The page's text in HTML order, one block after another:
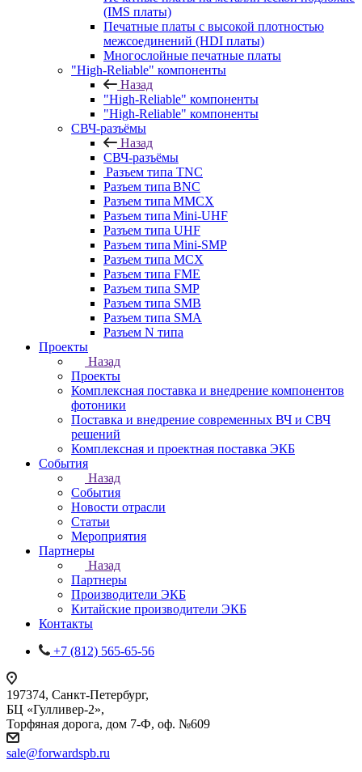
(IMS платы)
Печатные платы с высокой плотностью
межсоединений (HDI платы)
Многослойные печатные платы
"High-Reliable" компоненты
Назад
"High-Reliable" компоненты
"High-Reliable" компоненты
СВЧ-разъёмы
Назад
СВЧ-разъёмы
Разъем типа TNC
Разъем типа BNC
Разъем типа MMCX
Разъем типа Mini-UHF
Разъем типа UHF
Разъем типа Mini-SMP
Разъем типа MCX
Разъем типа FME
Разъем типа SMP
Разъем типа SMB
Разъем типа SMA
Разъем N типа
Проекты
Назад
Проекты
Комплексная поставка и внедрение компонентов
фотоники
Поставка и внедрение современных ВЧ и СВЧ
решений
Комплексная и проектная поставка ЭКБ
События
Назад
События
Новости отрасли
Статьи
Мероприятия
Партнеры
Назад
Партнеры
Производители ЭКБ
Китайские производители ЭКБ
Контакты
+7 (812) 565-65-56
197374, Санкт-Петербург,
БЦ «Гулливер-2»,
Торфяная дорога, дом 7-Ф, оф. №609
sale@forwardspb.ru